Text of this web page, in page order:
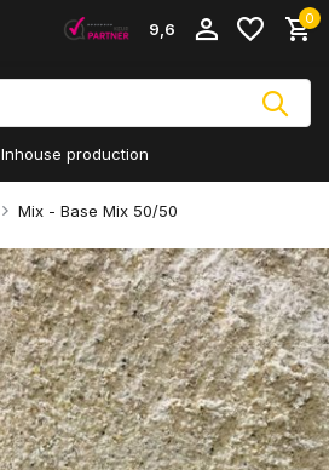
9,6
0
Inhouse production
Mix - Base Mix 50/50